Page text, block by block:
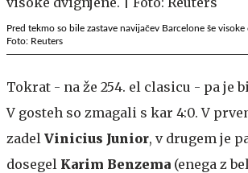
Pred tekmo so bile zastave navijačev Barcelone še visoke
Foto: Reuters
Tokrat - na že 254. el clasicu - pa je
V gosteh so zmagali s kar 4:0. V
zadel Vinicius Junior, v drugem je
dosegel Karim Benzema (enega z